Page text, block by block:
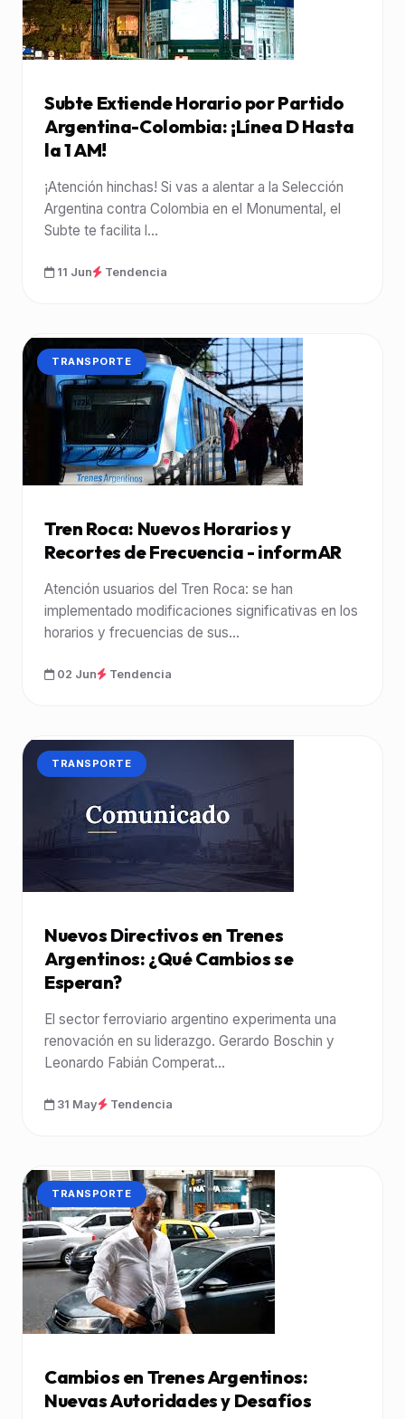
Subte Extiende Horario por Partido
Argentina-Colombia: ¡Línea D Hasta
la 1 AM!
¡Atención hinchas! Si vas a alentar a la Selección
Argentina contra Colombia en el Monumental, el
Subte te facilita l...
11 Jun Tendencia
CATEGORÍA:
TRANSPORTE
Tren Roca: Nuevos Horarios y
Recortes de Frecuencia - informAR
Atención usuarios del Tren Roca: se han
implementado modificaciones significativas en los
horarios y frecuencias de sus...
02 Jun Tendencia
CATEGORÍA:
TRANSPORTE
Nuevos Directivos en Trenes
Argentinos: ¿Qué Cambios se
Esperan?
El sector ferroviario argentino experimenta una
renovación en su liderazgo. Gerardo Boschin y
Leonardo Fabián Comperat...
31 May Tendencia
CATEGORÍA:
TRANSPORTE
Cambios en Trenes Argentinos:
Nuevas Autoridades y Desafíos